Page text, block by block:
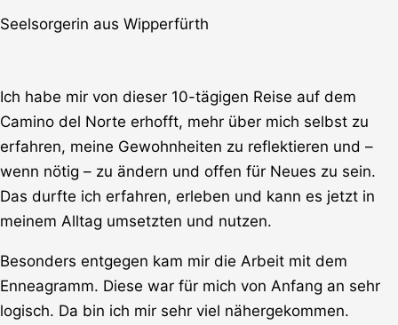
Seelsorgerin aus Wipperfürth
Ich habe mir von dieser 10-tägigen Reise auf dem
Camino del Norte erhofft, mehr über mich selbst zu
erfahren, meine Gewohnheiten zu reflektieren und –
wenn nötig – zu ändern und offen für Neues zu sein.
Das durfte ich erfahren, erleben und kann es jetzt in
meinem Alltag umsetzten und nutzen.
Besonders entgegen kam mir die Arbeit mit dem
Enneagramm. Diese war für mich von Anfang an sehr
logisch. Da bin ich mir sehr viel nähergekommen.